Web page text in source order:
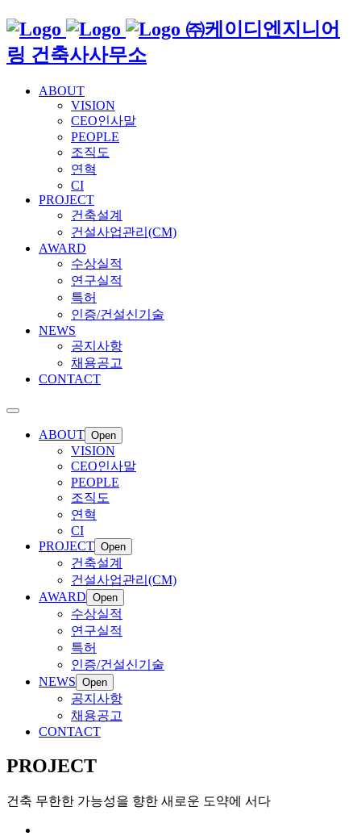
㈜케이디엔지니어
링 건축사사무소
ABOUT
VISION
CEO인사말
PEOPLE
조직도
연혁
CI
PROJECT
건축설계
건설사업관리(CM)
AWARD
수상실적
연구실적
특허
인증/건설신기술
NEWS
공지사항
채용공고
CONTACT
ABOUT Open
VISION
CEO인사말
PEOPLE
조직도
연혁
CI
PROJECT Open
건축설계
건설사업관리(CM)
AWARD Open
수상실적
연구실적
특허
인증/건설신기술
NEWS Open
공지사항
채용공고
CONTACT
PROJECT
건축 무한한 가능성을 향한 새로운 도약에 서다